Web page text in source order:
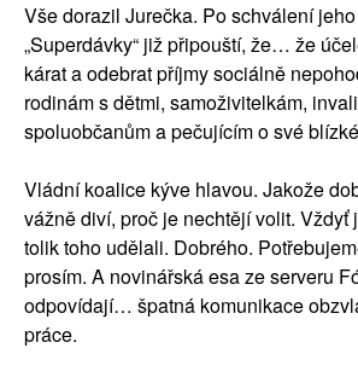
Vše dorazil Jurečka. Po schválení
„Superdávky“ již připouští, že… že
kárat a odebrat příjmy sociálně
rodinám s dětmi, samoživitelkám,
spoluobčanům a pečujícím o své blízké
Vládní koalice kýve hlavou. Jakože
vážně diví, proč je nechtějí volit. Vždyť
tolik toho udělali. Dobrého.
prosím. A novinářská esa ze serveru
odpovídají… špatná komunikace
práce.